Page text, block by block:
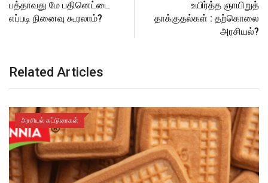
பத்தாவது மே பதினெட்டை
எப்படி நினைவு கூரலாம்?
உயிர்த்த ஞாயிறுத்
தாக்குதல்கள் : தற்கொலை
அரசியல்?
Related Articles
அரசியல் கட்டுரைகள்